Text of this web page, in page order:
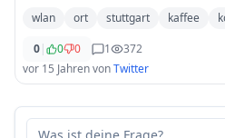
kostenlosem WLan , wer kann
wlan ort stuttgart kaffee
0| 0 0 1
372
vor 15 JahrenvonTwitter